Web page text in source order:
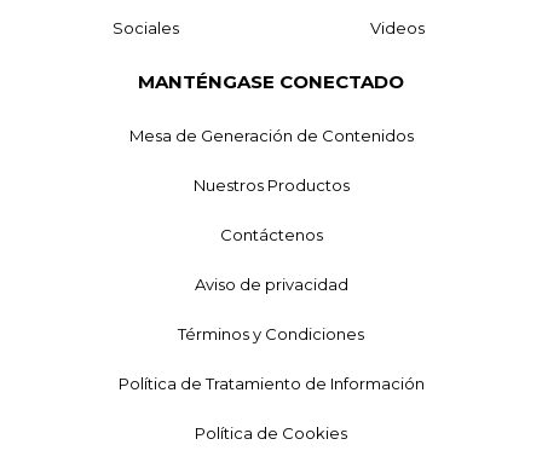
Sociales Videos
MANTÉNGASE CONECTADO
Mesa de Generación de Contenidos
Nuestros Productos
Contáctenos
Aviso de privacidad
Términos y Condiciones
Política de Tratamiento de Información
Política de Cookies